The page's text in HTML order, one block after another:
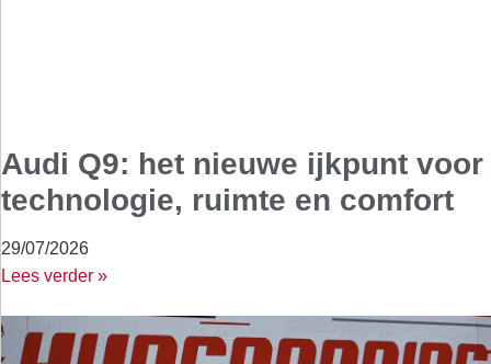
Audi Q9: het nieuwe ijkpunt voor
technologie, ruimte en comfort
29/07/2026
Lees verder »